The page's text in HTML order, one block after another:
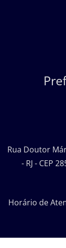
Rua Doutor
- RJ - CEP
Horário de